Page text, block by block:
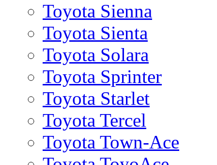
Toyota Sienna
Toyota Sienta
Toyota Solara
Toyota Sprinter
Toyota Starlet
Toyota Tercel
Toyota Town-Ace